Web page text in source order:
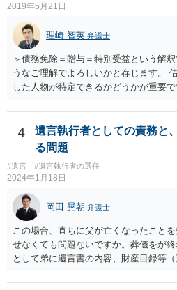
2019年5月21日
理崎 智英 弁護士
＞債務免除＝贈与＝特別受益という解
うなご理解でよろしいかと存じます。
した人物が特定できるかどうかが重要で
4
遺言執行者としての責務と
る問題
#遺言 #遺言執行者の選任
2024年1月18日
岡田 晃朝 弁護士
この場合、直ちに父が亡くなったこと
せなくても問題ないですか。葬儀をが
として弟に遺言書の内容、財産目録等
るかは喪主の自由です。 呼ばなくても